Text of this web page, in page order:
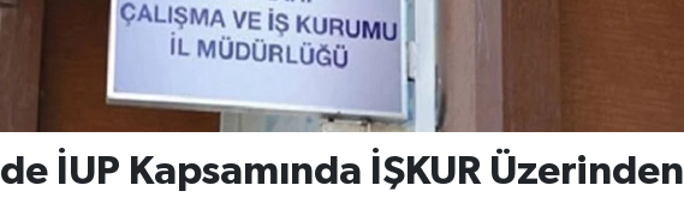
İUP Kapsamında İŞKUR Üzerinden